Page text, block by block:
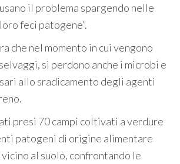
il problema spargendo nelle
feci patogene”.
che nel momento in cui vengono
si perdono anche i microbi e
allo sradicamento degli agenti
presi 70 campi coltivati a verdure
patogeni di origine alimentare
al suolo, confrontando le